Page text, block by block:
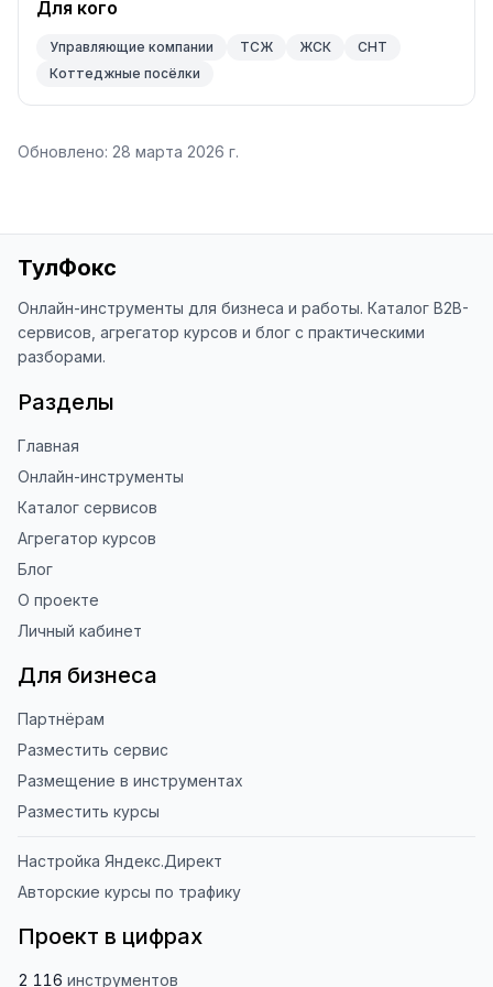
Для кого
Управляющие компании ТСЖ ЖСК
СНТ
Коттеджные посёлки
Обновлено: 28 марта 2026 г.
ТулФокс
Онлайн-инструменты для бизнеса и работы. Каталог B2B-
сервисов, агрегатор курсов и блог с практическими
разборами.
Разделы
Главная
Онлайн-инструменты
Каталог сервисов
Агрегатор курсов
Блог
О проекте
Личный кабинет
Для бизнеса
Партнёрам
Разместить сервис
Размещение в инструментах
Разместить курсы
Настройка Яндекс.Директ
Авторские курсы по трафику
Проект в цифрах
2 116 инструментов